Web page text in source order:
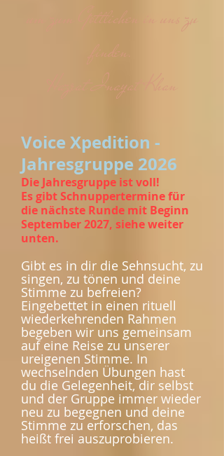
um zum Göttlichen in uns zu
finden.
Hazrat Inayat Khan
Voice Xpedition -
Jahresgruppe 2026
Die Jahresgruppe ist voll!
Es gibt Schnuppertermine für
die nächste Runde mit Beginn
September 2027, siehe weiter
unten.
Gibt es in dir die Sehnsucht, zu
singen, zu tönen und deine
Stimme zu befreien?
Eingebettet in einen rituell
wiederkehrenden Rahmen
begeben wir uns gemeinsam
auf eine Reise zu unserer
ureigenen Stimme. In
wechselnden Übungen hast
du die Gelegenheit, dir selbst
und der Gruppe immer wieder
neu zu begegnen und deine
Stimme zu erforschen, das
heißt frei auszuprobieren.